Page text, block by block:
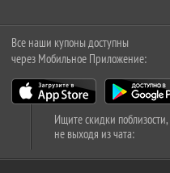
Все наши купоны доступны
через Мобильное Приложение:
Ищите скидки поблизости,
не выходя из чата: